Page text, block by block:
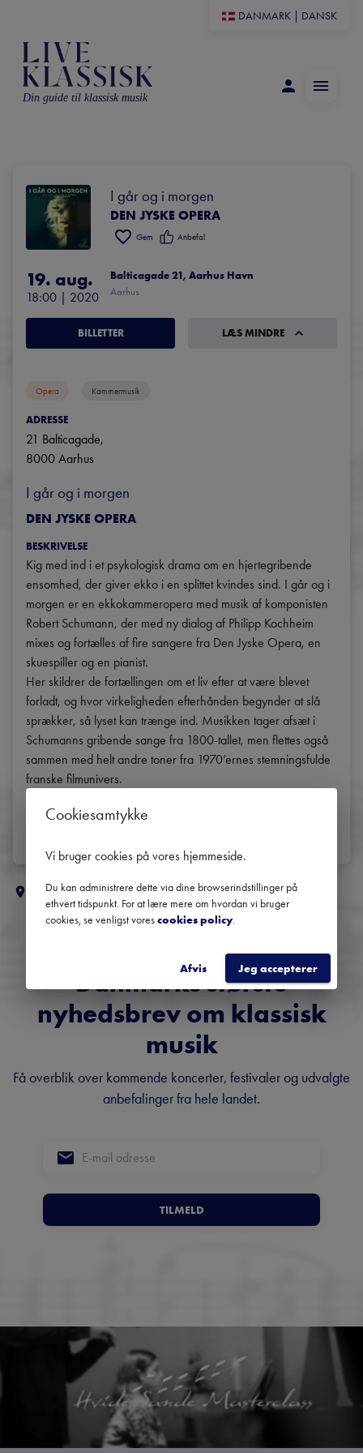
DANMARK DANSK
Din guide til klassisk musik
I går og i morgen
DEN JYSKE OPERA
Gem Anbefal
19. aug.
18:00 | 2020
Balticagade 21, Aarhus Havn
Aarhus
BILLETTER LÆS MINDRE
Opera Kammermusik
ADRESSE
21 Balticagade,
8000Aarhus
I går og i morgen
DEN JYSKE OPERA
BESKRIVELSE
Kig med ind i et psykologisk drama om en hjertegribende
ensomhed, der giver ekko i en splittet kvindes sind. I går og i
morgen er en ekkokammeropera med musik af komponisten
Robert Schumann, der med ny dialog af Philipp Kochheim
mixes og fortælles af fire sangere fra Den Jyske Opera, en
skuespiller og en pianist.
Her skildrer de fortællingen om et liv efter at være blevet
forladt, og hvor virkeligheden efterhånden begynder at slå
sprækker, så lyset kan trænge ind. Musikken tager afsæt i
Schumanns gribende sange fra 1800-tallet, men flettes også
sammen med helt andre toner fra 1970’ernes stemningsfulde
franske filmunivers.
Flere klassiske koncerter iAarhus
Danmarks største
nyhedsbrev om klassisk
musik
Få overblik over kommende koncerter, festivaler og udvalgte
anbefalinger fra hele landet.
TILMELD
Cookiesamtykke
Vi bruger cookies på vores hjemmeside.
Du kan administrere dette via dine browserindstillinger på
ethvert tidspunkt. For at lære mere om hvordan vi bruger
cookies, se venligst vorescookies policy.
Afvis Jeg accepterer